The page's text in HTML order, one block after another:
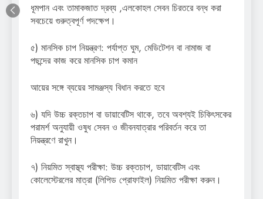
ধূমপান এবং তামাকজাত দ্রব্য ,এলকোহল সেবন চিরতরে বন্ধ করা
সবচেয়ে গুরুত্বপূর্ণ পদক্ষেপ।
৫) মানসিক চাপ নিয়ন্ত্রণ: পর্যাপ্ত ঘুম, মেডিটেশন বা নামাজ বা
পছন্দের কাজ করে মানসিক চাপ কমান
আয়ের সঙ্গে ব্যয়ের সামঞ্জস্য বিধান করতে হবে
৬) যদি উচ্চ রক্তচাপ বা ডায়াবেটিস থাকে, তবে অবশ্যই চিকিৎসকের
পরামর্শ অনুযায়ী ওষুধ সেবন ও জীবনযাত্রার পরিবর্তন করে তা
নিয়ন্ত্রণে রাখুন।
৭) নিয়মিত স্বাস্থ্য পরীক্ষা: উচ্চ রক্তচাপ, ডায়াবেটিস এবং
কোলেস্টেরলের মাত্রা (লিপিড প্রোফাইল) নিয়মিত পরীক্ষা করুন।